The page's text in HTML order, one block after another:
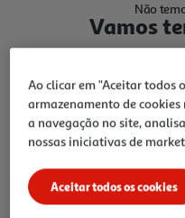
Não
Vamos
Ir para
Ao clicar em "Aceitar todos
armazenamento de
a navegação no site,
nossas iniciativas de
Aceitar todos os cookies